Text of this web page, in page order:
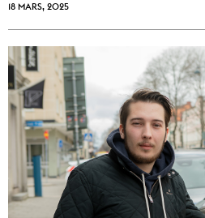
18 MARS, 2025